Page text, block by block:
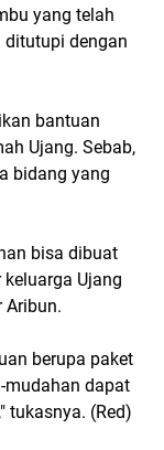
yang telah
ditutupi dengan
bantuan
Ujang. Sebab,
bidang yang
bisa dibuat
Ujang
Aribun.
berupa paket
mudahan dapat
tukasnya. (Red)